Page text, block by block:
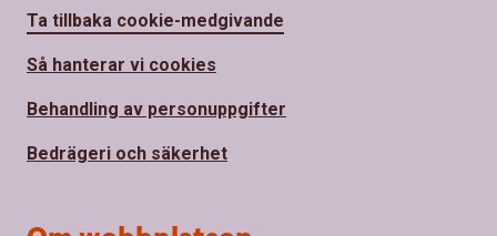
Ta tillbaka cookie-medgivande
Så hanterar vi cookies
Behandling av personuppgifter
Bedrägeri och säkerhet